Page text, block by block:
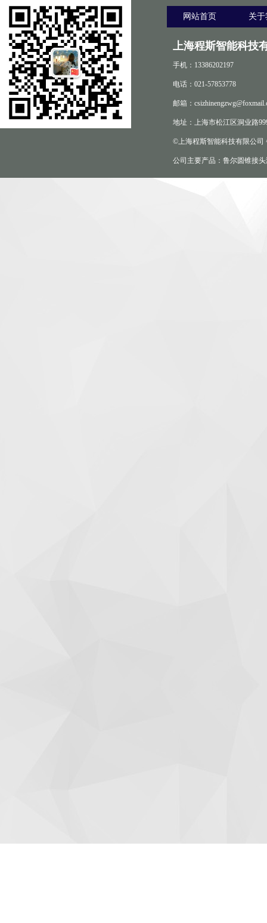
网站首页 关
上海程斯智能科技
手机：13386202197
电话：021-57853778
邮箱：
地址：上海市松江区洞业路
©上海程斯智能科技有限公司
公司主要产品：鲁尔圆锥接